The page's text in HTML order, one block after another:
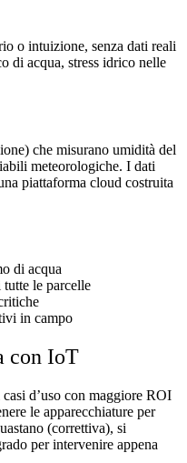
o intuizione, senza dati reali
di acqua, stress idrico nelle
che misurano umidità del
meteorologiche. I dati
piattaforma cloud costruita
di acqua
le parcelle
in campo
con IoT
d’uso con maggiore ROI
le apparecchiature per
(correttiva), si
per intervenire appena